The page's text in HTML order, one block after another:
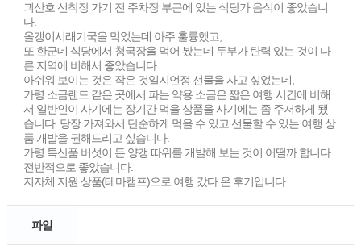
괴산호 선착장 가기 전 주차장 부근에 있는 식당가 음식이 좋았습니
다.
올갱이시래기국을 먹었는데 아주 훌륭했고,
또 한군데 식당에서 청국장을 먹어 봤는데 두부가 탄력 있는 것이 다
른 지역에 비해서 좋았습니다.
아쉬워 보이는 것은 작은 것일지언정 선물을 사고 싶었는데,
가령 소금랜드 같은 곳에서 파는 약용 소금은 짧은 여행 시간에 비해
서 일반인이 사기에는 장기간 먹을 상품을 사기에는 좀 주저하게 됐
습니다. 당장 가져와서 단순하게 먹을 수 있고 선물할 수 있는 여행 상
품 개발을 권해드리고 싶습니다.
가령 특산품 버섯이 든 양갱 따위를 개발해 보는 것이 어떨까 합니다.
전반적으로 좋았습니다.
지자체 지원 상품(테마캠프)으로 여행 갔다 온 후기입니다.
파일